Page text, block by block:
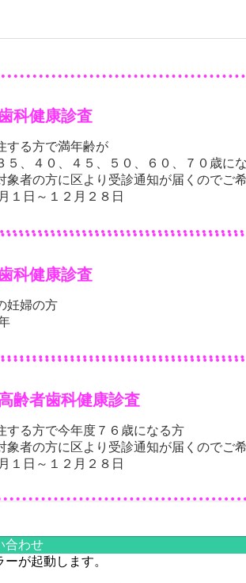
科健康診査
する方で満年齢が
５、４０、４５、５０、６０、７０歳に
象者の方に区より受診通知が届くのでご
１日～１２月２８日
科健康診査
妊婦の方
齢者歯科健康診査
する方で今年度７６歳になる方
象者の方に区より受診通知が届くのでご
１日～１２月２８日
合わせ
が起動します。